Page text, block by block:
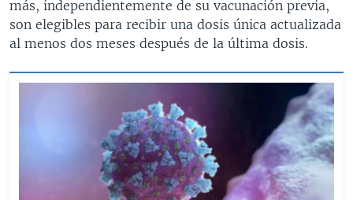
más, independientemente de su vacunación previa,
son elegibles para recibir una dosis única actualizada
al menos dos meses después de la última dosis.